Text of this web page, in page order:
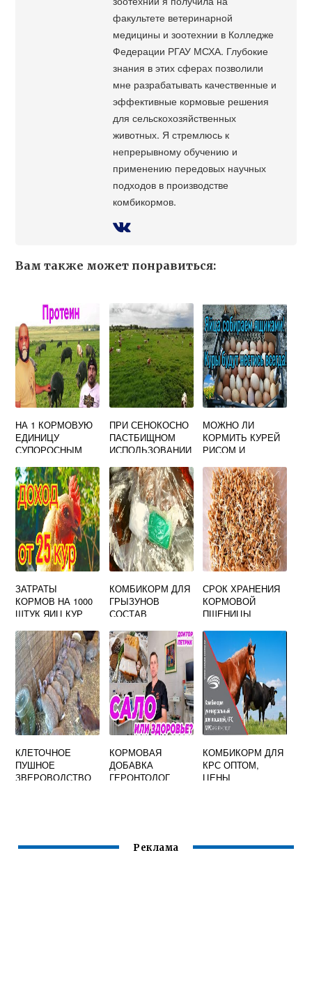
факультете ветеринарной
медицины и зоотехнии в Колледже
Федерации РГАУ МСХА. Глубокие
знания в этих сферах позволили
мне разрабатывать качественные и
эффективные кормовые решения
для сельскохозяйственных
животных. Я стремлюсь к
непрерывному обучению и
применению передовых научных
подходов в производстве
комбикормов.
Вам также может понравиться:
НА 1 КОРМОВУЮ
ЕДИНИЦУ
СУПОРОСНЫМ
ПЕРВЫЕ 80 ДНЕЙ
СУПОРОСНОСТИ
ДАЮТ
ПРИ СЕНОКОСНО
ПАСТБИЩНОМ
ИСПОЛЬЗОВАНИИ
УГОДИЙ ДОЛЯ
ЗАГОНОВ ПОД
ВЫПАС
СОСТАВЛЯЕТ
МОЖНО ЛИ
КОРМИТЬ КУРЕЙ
РИСОМ И
ЗАТРАТЫ
КОРМОВ НА 1000
ШТУК ЯИЦ КУР
КОМБИКОРМ ДЛЯ
ГРЫЗУНОВ
СОСТАВ
СРОК ХРАНЕНИЯ
КОРМОВОЙ
ПШЕНИЦЫ
КЛЕТОЧНОЕ
ПУШНОЕ
ЗВЕРОВОДСТВО
КОРМОВАЯ
ДОБАВКА
ГЕРОНТОЛОГ
КОМБИКОРМ ДЛЯ
КРС ОПТОМ,
ЦЕНЫ
Реклама